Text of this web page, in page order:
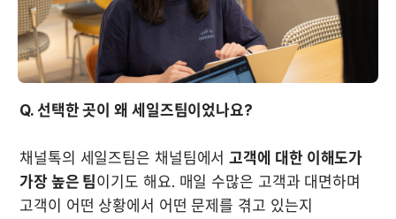
Q. 선택한 곳이 왜 세일즈팀이었나요?
채널톡의 세일즈팀은 채널팀에서 고객에 대한 이해도가
가장 높은 팀이기도 해요. 매일 수많은 고객과 대면하며
고객이 어떤 상황에서 어떤 문제를 겪고 있는지